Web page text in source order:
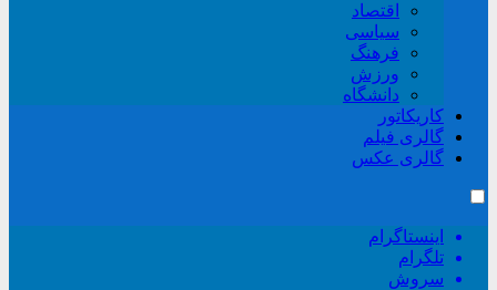
اقتصاد
سیاسی
فرهنگ
ورزش
دانشگاه
کاریکاتور
گالری فیلم
گالری عکس
اینستاگرام
تلگرام
سروش